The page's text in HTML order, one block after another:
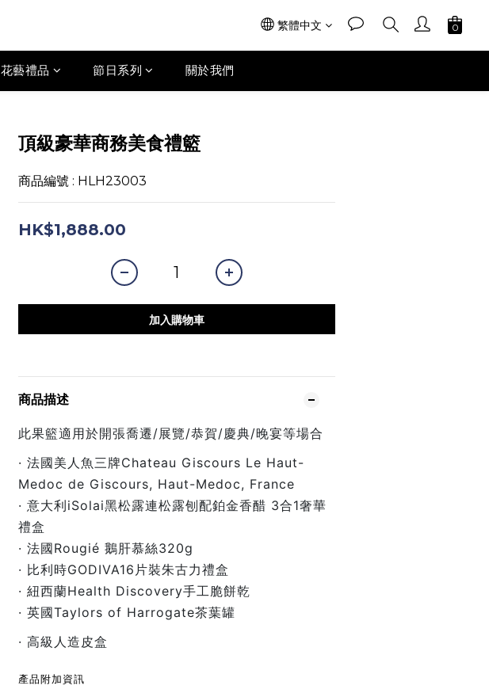
繁體中文
花藝禮品 節日系列 關於我們
頂級豪華商務美食禮籃
商品編號 : HLH23003
HK$1,888.00
加入購物車
商品描述
此果籃適用於開張喬遷/展覽/恭賀/慶典/晚宴等場合
· 法國美人魚三牌Chateau Giscours Le Haut-
Medoc de Giscours, Haut-Medoc, France
· 意大利iSolai黑松露連松露刨配鉑金香醋 3合1奢華
禮盒
· 法國Rougié 鵝肝慕絲320g
· 比利時GODIVA16片裝朱古力禮盒
· 紐西蘭Health Discovery手工脆餅乾
· 英國Taylors of Harrogate茶葉罐
· 高級人造皮盒
產品附加資訊